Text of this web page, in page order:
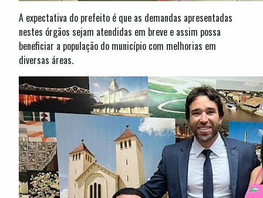
A expectativa do prefeito é que as demandas apresentadas
nestes órgãos sejam atendidas em breve e assim possa
beneficiar a população do município com melhorias em
diversas áreas.